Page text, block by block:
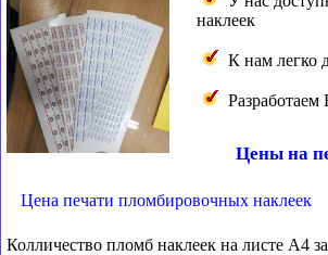
наклеек
К нам легко
Цены на
Цена печати пломбировочных наклеек
Колличество пломб наклеек на листе А4